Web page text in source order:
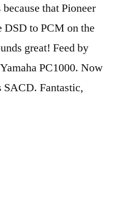
that Pioneer
DSD to PCM on the
great! Feed by
PC1000. Now
SACD. Fantastic,